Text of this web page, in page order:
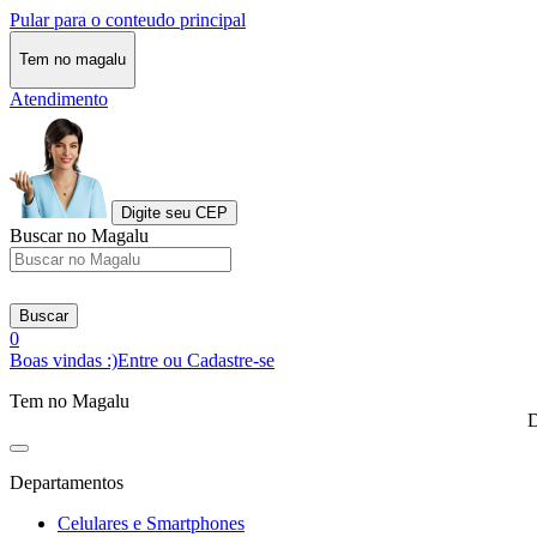
Pular para o conteudo principal
Tem no magalu
Atendimento
Digite seu CEP
Buscar no Magalu
Buscar
0
Boas vindas :)Entre ou Cadastre-se
Tem no Magalu
Departamentos
Celulares e Smartphones